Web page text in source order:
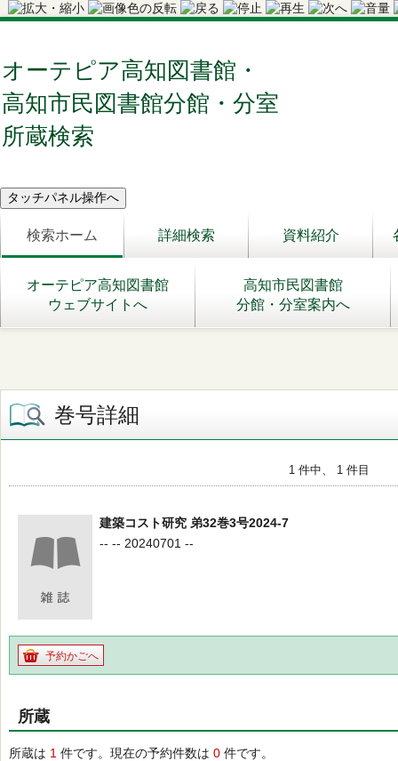
オーテピア高知図書館・
高知市民図書館分館・分室
所蔵検索
検索ホーム 詳細検索 資料紹介
オーテピア高知図書館
ウェブサイトへ
高知市民図書館
分館・分室案内へ
巻号詳細
1 件中、 1 件目
建築コスト研究 弟32巻3号2024-7
-- -- 20240701 --
予約かごへ
所蔵
所蔵は 1 件です。現在の予約件数は 0 件です。